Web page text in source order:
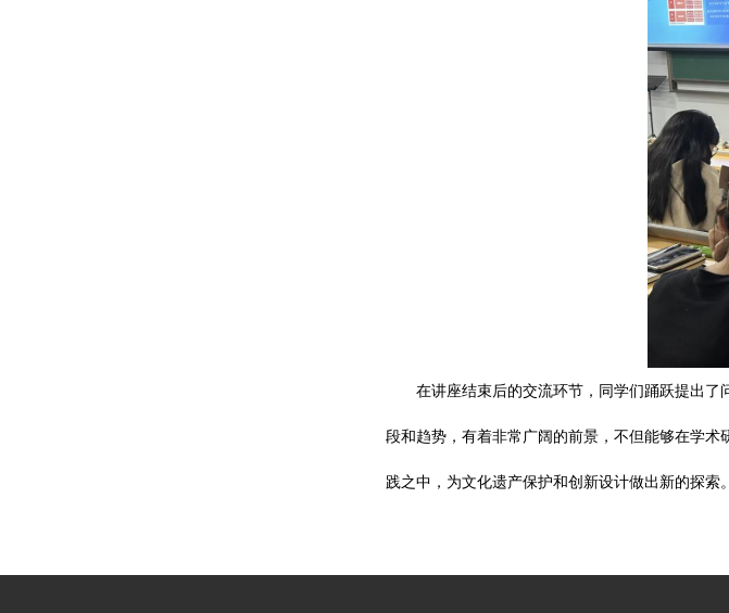
在讲座结束后的交流环节，同学们踊跃提出
段和趋势，有着非常广阔的前景，不但能够在学
践之中，为文化遗产保护和创新设计做出新的探索。